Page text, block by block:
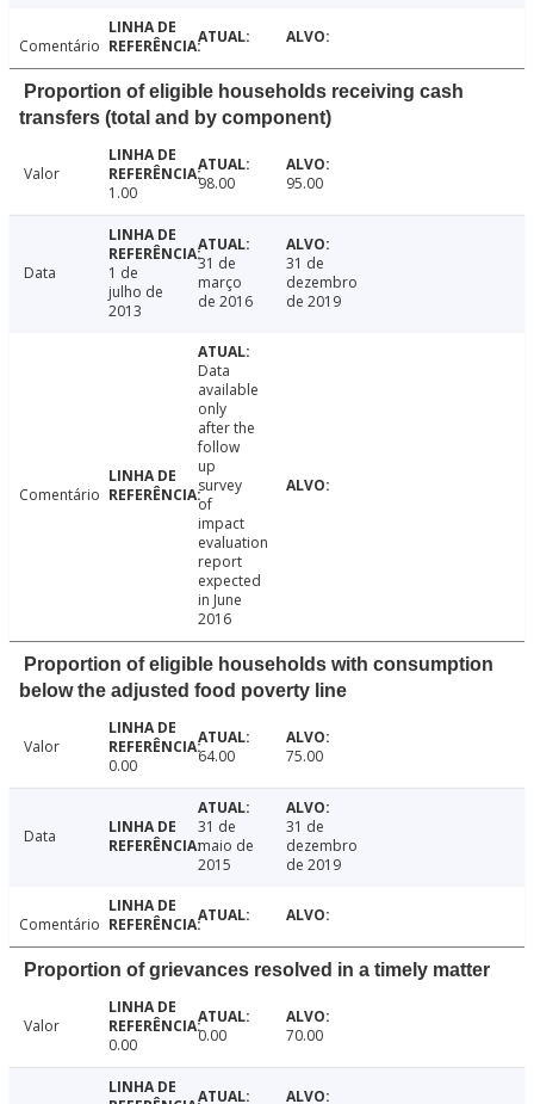
Comentário
Proportion of eligible households receiving cash
transfers (total and by component)
Valor
1.00
98.00 95.00
Data
1 de
julho de
2013
31 de
março
de 2016
31 de
dezembro
de 2019
Comentário
Data
available
only
after the
follow
up
survey
of
impact
evaluation
report
expected
in June
2016
Proportion of eligible households with consumption
below the adjusted food poverty line
Valor
0.00
64.00 75.00
Data
31 de
maio de
2015
31 de
dezembro
de 2019
Comentário
Proportion of grievances resolved in a timely matter
Valor
0.00
0.00 70.00